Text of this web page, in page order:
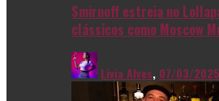
Smirnoff estreia no
clássicos como Moscow
Livia Alves, 07/03/2025